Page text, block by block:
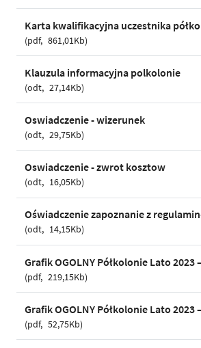
Karta kwalifikacyjna uczestnika
pdf 861,01Kb
Klauzula informacyjna polkolonie
odt 27,14Kb
Oswiadczenie - wizerunek
odt 29,75Kb
Oswiadczenie - zwrot kosztow
odt 16,05Kb
Oświadczenie zapoznanie z
odt 14,15Kb
Grafik OGOLNY Półkolonie Lato 2023
pdf 219,15Kb
Grafik OGOLNY Półkolonie Lato 2023
pdf 52,75Kb